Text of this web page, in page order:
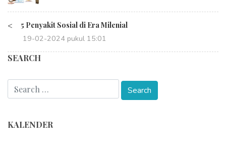
< 5 Penyakit Sosial di Era Milenial
19-02-2024 pukul 15:01
SEARCH
KALENDER